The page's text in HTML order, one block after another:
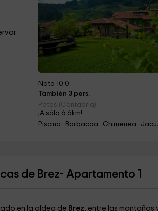
Nota 10.0
También 3 pers.
Potes (Cantabria)
¡A sólo 6.6km!
Piscina · Barbacoa · Chimenea ·
de Brez- Apartamento 1
en la aldea de Brez, entre las